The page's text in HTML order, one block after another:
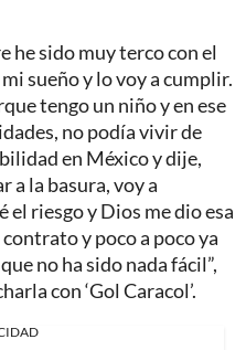
he sido muy terco con el
sueño y lo voy a cumplir.
tengo un niño y en ese
no podía vivir de
en México y dije,
a la basura, voy a
riesgo y Dios me dio esa
y poco a poco ya
no ha sido nada fácil”,
con ‘Gol Caracol’.